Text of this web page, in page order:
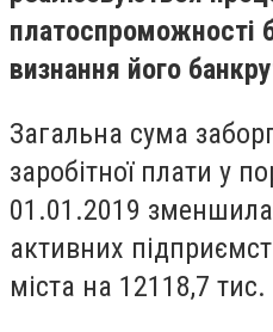
платоспроможності
визнання його
Загальна сума
заробітної плати у
01.01.2019
активних
міста на 12118,7 тис.